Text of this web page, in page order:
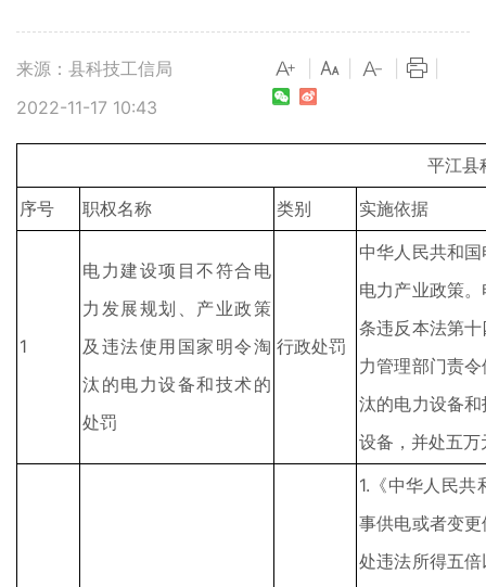
来源：县科技工信局
2022-11-17 10:43
平江县
序号
职权名称 类别 实施依据
1
电力建设项目不符合电
力发展规划、产业政策
及违法使用国家明令淘
汰的电力设备和技术的
处罚
行政处罚
中华人民共和
电力产业政策
条违反本法第
力管理部门责
汰的电力设备
设备，并处五
1.《中华人民
事供电或者变
处违法所得五